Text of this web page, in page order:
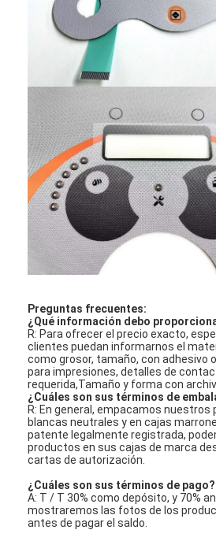
Preguntas frecuentes:
¿Qué información debo
R: Para ofrecer el precio exacto,
clientes puedan informarnos el
como grosor, tamaño, con adhesivo
para impresiones, detalles de
requerida,Tamaño y forma con
¿Cuáles son sus términos de
R: En general, empacamos
blancas neutrales y en cajas
patente legalmente registrada,
productos en sus cajas de marca
cartas de autorización.
¿Cuáles son sus términos de pago?
A: T / T 30% como depósito, y 70%
mostraremos las fotos de los
antes de pagar el saldo.